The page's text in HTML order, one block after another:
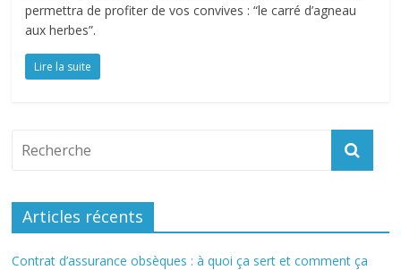
permettra de profiter de vos convives : “le carré d’agneau
aux herbes”.
Lire la suite
Articles récents
Contrat d’assurance obsèques : à quoi ça sert et comment ça